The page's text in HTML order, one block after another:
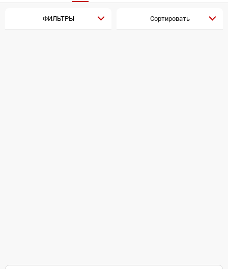
ФИЛЬТРЫ Сортировать